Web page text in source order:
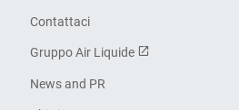
Contattaci
Gruppo Air Liquide
News and PR